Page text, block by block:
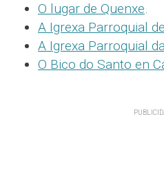
O lugar de Quenxe.
A Igrexa Parroquial
A Igrexa Parroquial
O Bico do Santo en